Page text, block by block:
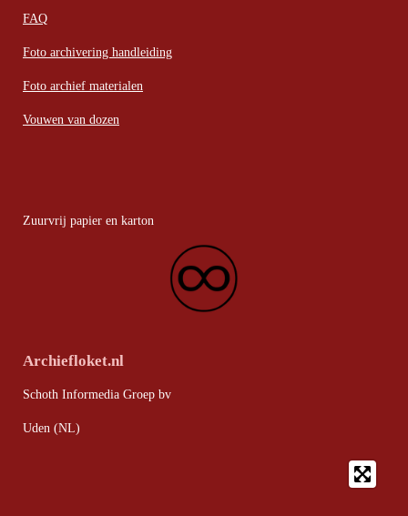
FAQ
Foto archivering handleiding
Foto archief materialen
Vouwen van dozen
Zuurvrij papier en karton
Archiefloket.nl
Schoth Informedia Groep bv
Uden (NL)